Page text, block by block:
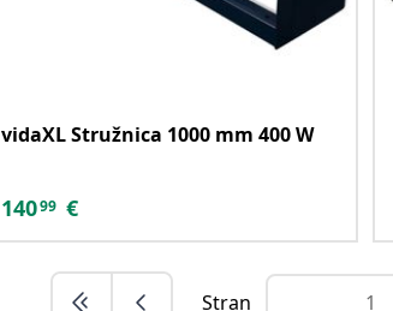
vidaXL Stružnica 1000 mm 400 W
14099 €
Stran